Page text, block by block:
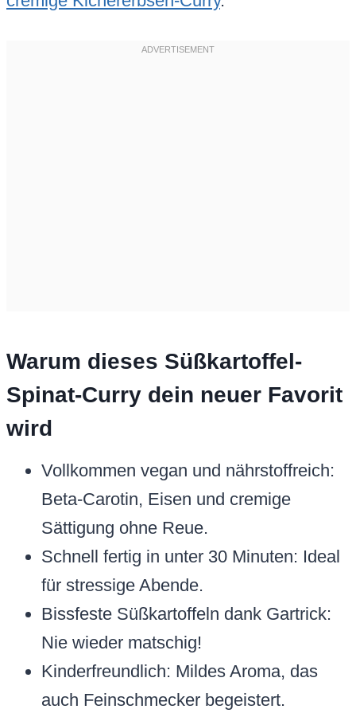
Warum dieses Süßkartoffel-
Spinat-Curry dein neuer Favorit
wird
Vollkommen vegan und nährstoffreich:
Beta-Carotin, Eisen und cremige
Sättigung ohne Reue.
Schnell fertig in unter 30 Minuten: Ideal
für stressige Abende.
Bissfeste Süßkartoffeln dank Gartrick:
Nie wieder matschig!
Kinderfreundlich: Mildes Aroma, das
auch Feinschmecker begeistert.